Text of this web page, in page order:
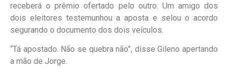
receberá o prêmio ofertado pelo outro. Um amigo dos
dois eleitores testemunhou a aposta e selou o acordo
segurando o documento dos dois veículos.
“Tá apostado. Não se quebra não”, disse Gileno apertando
a mão de Jorge.